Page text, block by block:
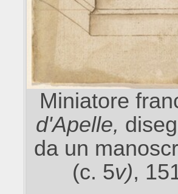
Miniatore
d'Apelle,
da un
(c. 5v),